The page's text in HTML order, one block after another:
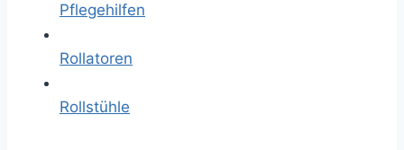
Pflegehilfen
Rollatoren
Rollstühle